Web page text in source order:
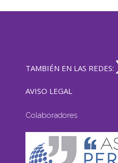
TAMBIÉN EN LAS REDES:
AVISO LEGAL
Colaboradores